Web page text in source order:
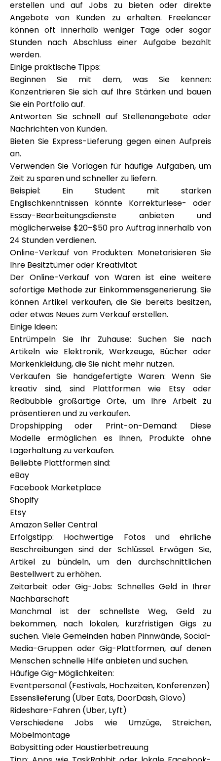
ask@scrambleup.com
erstellen und auf Jobs zu bieten oder direkte
Angebote von Kunden zu erhalten. Freelancer
können oft innerhalb weniger Tage oder sogar
Stunden nach Abschluss einer Aufgabe bezahlt
werden.
Einige praktische Tipps:
Beginnen Sie mit dem, was Sie kennen:
Konzentrieren Sie sich auf Ihre Stärken und bauen
Sie ein Portfolio auf.
Antworten Sie schnell auf Stellenangebote oder
Nachrichten von Kunden.
Bieten Sie Express-Lieferung gegen einen Aufpreis
an.
Verwenden Sie Vorlagen für häufige Aufgaben, um
Zeit zu sparen und schneller zu liefern.
Beispiel: Ein Student mit starken
Englischkenntnissen könnte Korrekturlese- oder
Essay-Bearbeitungsdienste anbieten und
möglicherweise $20–$50 pro Auftrag innerhalb von
24 Stunden verdienen.
Online-Verkauf von Produkten: Monetarisieren Sie
Ihre Besitztümer oder Kreativität
Der Online-Verkauf von Waren ist eine weitere
sofortige Methode zur Einkommensgenerierung. Sie
können Artikel verkaufen, die Sie bereits besitzen,
oder etwas Neues zum Verkauf erstellen.
Einige Ideen:
Entrümpeln Sie Ihr Zuhause: Suchen Sie nach
Artikeln wie Elektronik, Werkzeuge, Bücher oder
Markenkleidung, die Sie nicht mehr nutzen.
Verkaufen Sie handgefertigte Waren: Wenn Sie
kreativ sind, sind Plattformen wie Etsy oder
Redbubble großartige Orte, um Ihre Arbeit zu
präsentieren und zu verkaufen.
Dropshipping oder Print-on-Demand: Diese
Modelle ermöglichen es Ihnen, Produkte ohne
Lagerhaltung zu verkaufen.
Beliebte Plattformen sind:
eBay
Facebook Marketplace
Shopify
Etsy
Amazon Seller Central
Erfolgstipp: Hochwertige Fotos und ehrliche
Beschreibungen sind der Schlüssel. Erwägen Sie,
Artikel zu bündeln, um den durchschnittlichen
Bestellwert zu erhöhen.
Zeitarbeit oder Gig-Jobs: Schnelles Geld in Ihrer
Nachbarschaft
Manchmal ist der schnellste Weg, Geld zu
bekommen, nach lokalen, kurzfristigen Gigs zu
suchen. Viele Gemeinden haben Pinnwände, Social-
Media-Gruppen oder Gig-Plattformen, auf denen
Menschen schnelle Hilfe anbieten und suchen.
Häufige Gig-Möglichkeiten:
Eventpersonal (Festivals, Hochzeiten, Konferenzen)
Essenslieferung (Uber Eats, DoorDash, Glovo)
Rideshare-Fahren (Uber, Lyft)
Verschiedene Jobs wie Umzüge, Streichen,
Möbelmontage
Babysitting oder Haustierbetreuung